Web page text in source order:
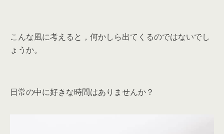
こんな風に考えると，何かしら出てくるのではないでし
ょうか。
日常の中に好きな時間はありませんか？